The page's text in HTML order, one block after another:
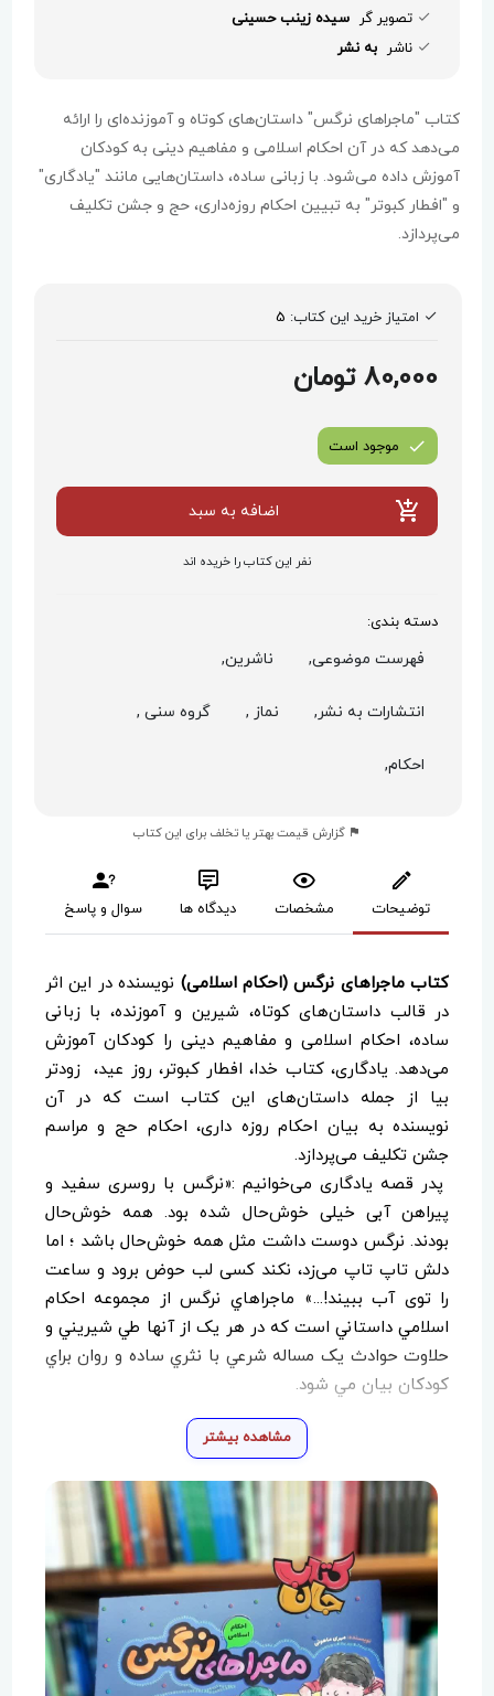
تصویر گر سیده زینب حسینی
ناشر به نشر
کتاب "ماجراهای نرگس" داستان‌های کوتاه و آموزنده‌ای را ارائه
می‌دهد که در آن احکام اسلامی و مفاهیم دینی به کودکان
آموزش داده می‌شود. با زبانی ساده، داستان‌هایی مانند "یادگاری"
و "افطار کبوتر" به تبیین احکام روزه‌داری، حج و جشن تکلیف
می‌پردازد.
امتیاز خرید این کتاب: 5
80,000 تومان
موجود است
اضافه به سبد
نفر این کتاب را خریده اند
دسته بندی:
فهرست موضوعی, ناشرین,
انتشارات به نشر, نماز , گروه سنی ,
احکام,
گزارش قیمت بهتر یا تخلف برای این کتاب
توضیحات مشخصات دیدگاه ها سوال و پاسخ
کتاب ماجراهای نرگس (احکام اسلامی) نویسنده در این اثر
در قالب داستان‌های کوتاه، شیرین و آموزنده، با زبانی
ساده، احکام اسلامی و مفاهیم دینی را کودکان آموزش
می‌دهد. یادگاری، کتاب خدا، افطار کبوتر، روز عید، زودتر
بیا از جمله داستان‌های این کتاب است که در آن
نویسنده به بیان احکام روزه داری، احکام حج و مراسم
جشن تکلیف می‌پردازد.
پدر قصه یادگاری می‌خوانیم :«نرگس با روسری سفید و
پیراهن آبی خیلی خوش‌حال شده بود. همه خوش‌حال
بودند. نرگس دوست داشت مثل همه خوش‌حال باشد ؛ اما
دلش تاپ تاپ می‌زد، نکند کسی لب حوض برود و ساعت
را توی آب ببیند!...» ماجراهاي نرگس از مجموعه احکام
اسلامي داستاني است که در هر يک از آنها طي شيريني و
حلاوت حوادث يک مساله شرعي با نثري ساده و روان براي
کودکان بيان مي شود.
مشاهده بیشتر